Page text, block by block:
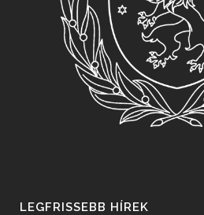
LEGFRISSEBB HÍREK